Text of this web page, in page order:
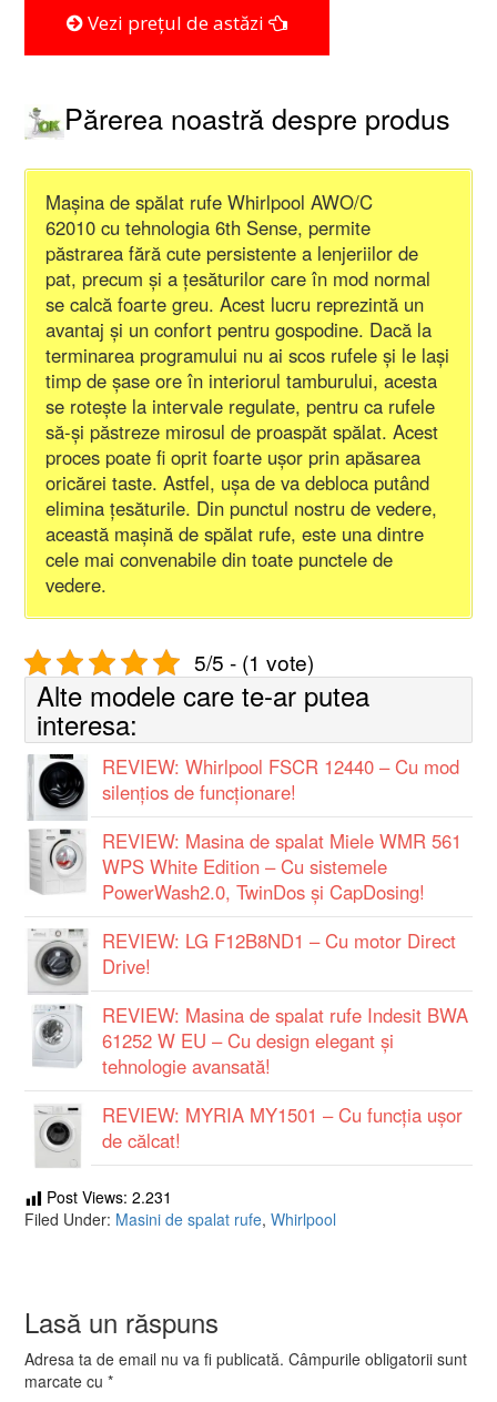
Vezi prețul de astăzi
Părerea noastră despre produs
Mașina de spălat rufe Whirlpool AWO/C
62010 cu tehnologia 6th Sense, permite
păstrarea fără cute persistente a lenjeriilor de
pat, precum și a țesăturilor care în mod normal
se calcă foarte greu. Acest lucru reprezintă un
avantaj și un confort pentru gospodine. Dacă la
terminarea programului nu ai scos rufele și le lași
timp de șase ore în interiorul tamburului, acesta
se rotește la intervale regulate, pentru ca rufele
să-și păstreze mirosul de proaspăt spălat. Acest
proces poate fi oprit foarte ușor prin apăsarea
oricărei taste. Astfel, ușa de va debloca putând
elimina țesăturile. Din punctul nostru de vedere,
această mașină de spălat rufe, este una dintre
cele mai convenabile din toate punctele de
vedere.
5/5 - (1 vote)
Alte modele care te-ar putea
interesa:
REVIEW: Whirlpool FSCR 12440 – Cu mod
silențios de funcționare!
REVIEW: Masina de spalat Miele WMR 561
WPS White Edition – Cu sistemele
PowerWash2.0, TwinDos și CapDosing!
REVIEW: LG F12B8ND1 – Cu motor Direct
Drive!
REVIEW: Masina de spalat rufe Indesit BWA
61252 W EU – Cu design elegant și
tehnologie avansată!
REVIEW: MYRIA MY1501 – Cu funcţia uşor
de călcat!
Post Views: 2.231
Filed Under: Masini de spalat rufe,Whirlpool
Lasă un răspuns
Adresa ta de email nu va fi publicată. Câmpurile obligatorii sunt
marcate cu*